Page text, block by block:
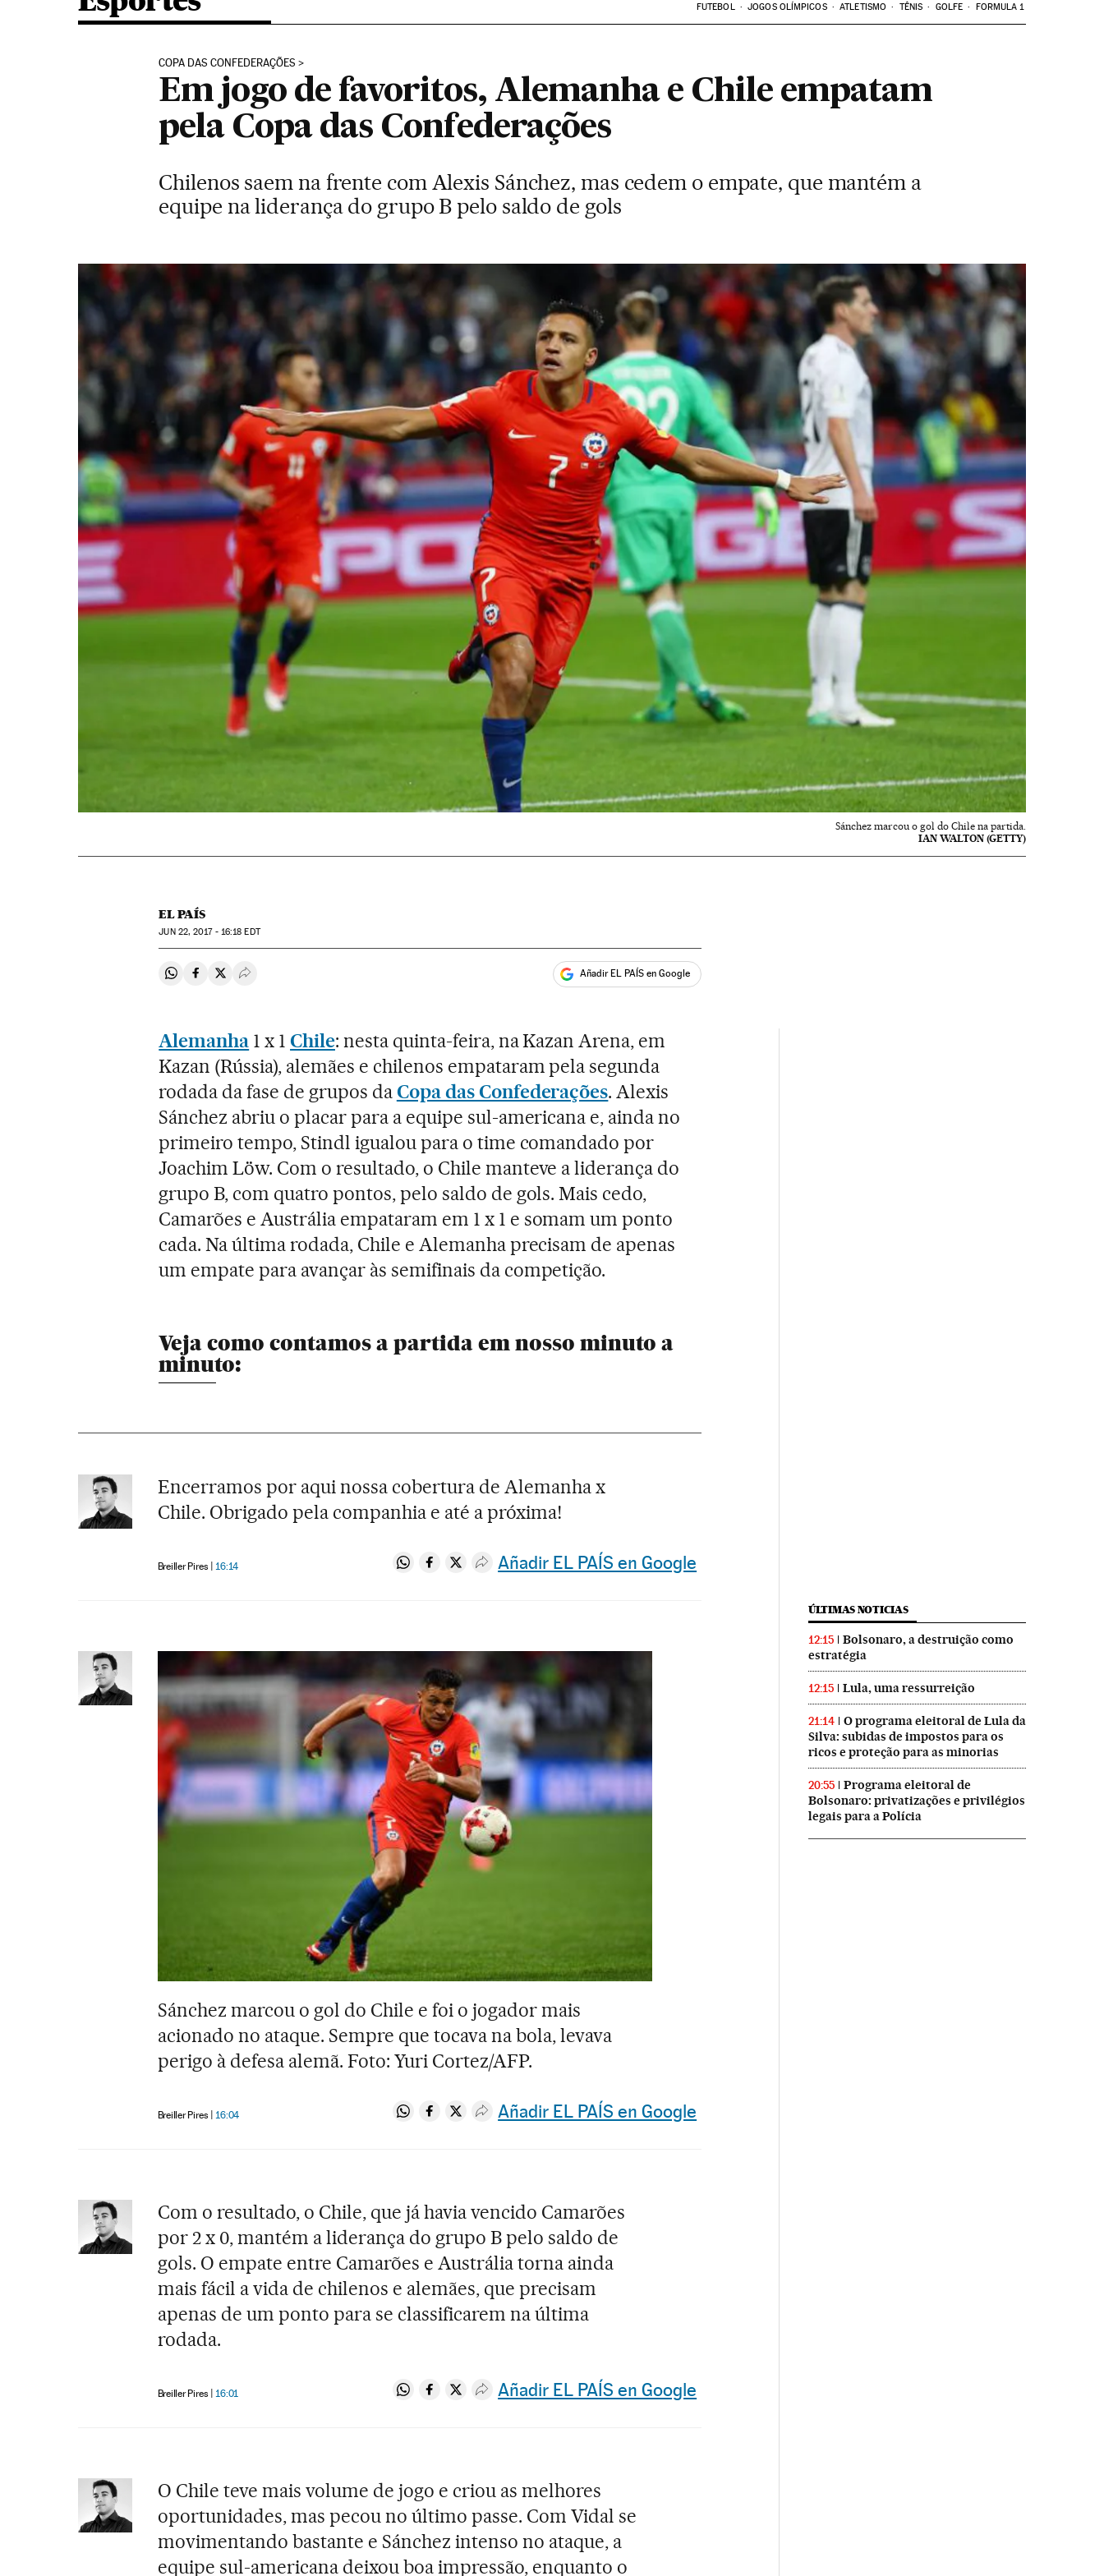
FUTEBOL JOGOS OLÍMPICOS ATLETISMO TÊNIS GOLFE FORMULA 1
COPA DAS CONFEDERAÇÕES
Em jogo de favoritos, Alemanha e Chile empatam
pela Copa das Confederações
Chilenos saem na frente com Alexis Sánchez, mas cedem o empate, que mantém a
equipe na liderança do grupo B pelo saldo de gols
Sánchez marcou o gol do Chile na partida.
IAN WALTON (GETTY)
EL PAÍS
JUN22, 2017 - 16:18 EDT
Compartir en Whatsapp
Compartir en Facebook
Compartir en Twitter
Desplegar Redes Sociales Añadir EL PAÍS en Google
Alemanha 1 x 1 Chile: nesta quinta-feira, na Kazan Arena, em
Kazan (Rússia), alemães e chilenos empataram pela segunda
rodada da fase de grupos da Copa das Confederações. Alexis
Sánchez abriu o placar para a equipe sul-americana e, ainda no
primeiro tempo, Stindl igualou para o time comandado por
Joachim Löw. Com o resultado, o Chile manteve a liderança do
grupo B, com quatro pontos, pelo saldo de gols. Mais cedo,
Camarões e Austrália empataram em 1 x 1 e somam um ponto
cada. Na última rodada, Chile e Alemanha precisam de apenas
um empate para avançar às semifinais da competição.
Veja como contamos a partida em nosso minuto a
minuto:
Encerramos por aqui nossa cobertura de Alemanha x
Chile. Obrigado pela companhia e até a próxima!
Breiller Pires 16:14 Compartir en Whatsapp
Compartir en Facebook
Compartir en Twitter
Desplegar Redes Sociales
Añadir EL PAÍS en Google
Sánchez marcou o gol do Chile e foi o jogador mais
acionado no ataque. Sempre que tocava na bola, levava
perigo à defesa alemã. Foto: Yuri Cortez/AFP.
Breiller Pires 16:04 Compartir en Whatsapp
Compartir en Facebook
Compartir en Twitter
Desplegar Redes Sociales
Añadir EL PAÍS en Google
Com o resultado, o Chile, que já havia vencido Camarões
por 2 x 0, mantém a liderança do grupo B pelo saldo de
gols. O empate entre Camarões e Austrália torna ainda
mais fácil a vida de chilenos e alemães, que precisam
apenas de um ponto para se classificarem na última
rodada.
Breiller Pires 16:01 Compartir en Whatsapp
Compartir en Facebook
Compartir en Twitter
Desplegar Redes Sociales
Añadir EL PAÍS en Google
O Chile teve mais volume de jogo e criou as melhores
oportunidades, mas pecou no último passe. Com Vidal se
movimentando bastante e Sánchez intenso no ataque, a
equipe sul-americana deixou boa impressão, enquanto o
ÚLTIMAS NOTICIAS
12:15
Bolsonaro, a destruição como
estratégia
12:15 Lula, uma ressurreição
21:14
O programa eleitoral de Lula da
Silva: subidas de impostos para os
ricos e proteção para as minorias
20:55
Programa eleitoral de
Bolsonaro: privatizações e privilégios
legais para a Polícia